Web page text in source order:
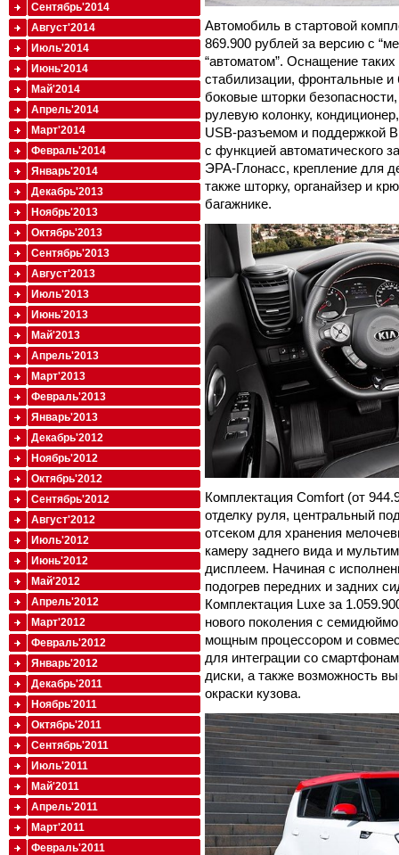
Автомобиль в стартовой
869.900 рублей за версию с
“автоматом”. Оснащение
стабилизации, фронтальные и
боковые шторки
рулевую колонку,
USB-разъемом и поддержкой
с функцией автоматического
ЭРА-Глонасс, крепление для
также шторку, органайзер и
багажнике.
Комплектация Comfort (от
отделку руля, центральный
отсеком для хранения
камеру заднего вида и
дисплеем. Начиная с
подогрев передних и задних
Комплектация Luxe за
нового поколения с
мощным процессором и
для интеграции со
диски, а также возможность
окраски кузова.
Сентябрь'2014
Август'2014
Июль'2014
Июнь'2014
Май'2014
Апрель'2014
Март'2014
Февраль'2014
Январь'2014
Декабрь'2013
Ноябрь'2013
Октябрь'2013
Сентябрь'2013
Август'2013
Июль'2013
Июнь'2013
Май'2013
Апрель'2013
Март'2013
Февраль'2013
Январь'2013
Декабрь'2012
Ноябрь'2012
Октябрь'2012
Сентябрь'2012
Август'2012
Июль'2012
Июнь'2012
Май'2012
Апрель'2012
Март'2012
Февраль'2012
Январь'2012
Декабрь'2011
Ноябрь'2011
Октябрь'2011
Сентябрь'2011
Июль'2011
Май'2011
Апрель'2011
Март'2011
Февраль'2011